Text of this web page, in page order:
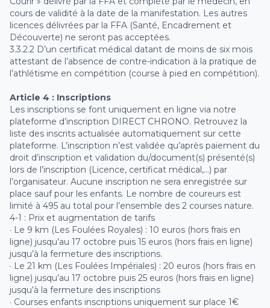
cours de validité à la date de la manifestation. Les autres
licences délivrées par la FFA (Santé, Encadrement et
Découverte) ne seront pas acceptées.
3.3.2.2 D’un certificat médical datant de moins de six mois
attestant de l’absence de contre-indication à la pratique de
l’athlétisme en compétition (course à pied en compétition).
Article 4 : Inscriptions
Les inscriptions se font uniquement en ligne via notre
plateforme d’inscription DIRECT CHRONO. Retrouvez la
liste des inscrits actualisée automatiquement sur cette
plateforme. L’inscription n’est validée qu’après paiement du
droit d’inscription et validation du/document(s) présenté(s)
lors de l’inscription (Licence, certificat médical,…) par
l’organisateur. Aucune inscription ne sera enregistrée sur
place sauf pour les enfants. Le nombre de coureurs est
limité à 495 au total pour l’ensemble des 2 courses nature.
4-1 : Prix et augmentation de tarifs
· Le 9 km (Les Foulées Royales) : 10 euros (hors frais en
ligne) jusqu’au 17 octobre puis 15 euros (hors frais en ligne)
jusqu’à la fermeture des inscriptions.
· Le 21 km (Les Foulées Impériales) : 20 euros (hors frais en
ligne) jusqu’au 17 octobre puis 25 euros (hors frais en ligne)
jusqu’à la fermeture des inscriptions
· Courses enfants inscriptions uniquement sur place 1€